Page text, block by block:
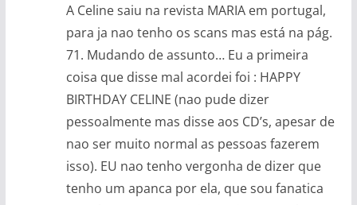
A Celine saiu na revista MARIA em portugal,
para ja nao tenho os scans mas está na pág.
71. Mudando de assunto… Eu a primeira
coisa que disse mal acordei foi : HAPPY
BIRTHDAY CELINE (nao pude dizer
pessoalmente mas disse aos CD’s, apesar de
nao ser muito normal as pessoas fazerem
isso). EU nao tenho vergonha de dizer que
tenho um apanca por ela, que sou fanatica